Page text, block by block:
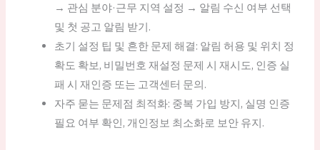
→ 관심 분야·근무 지역 설정 → 알림 수신 여부 선택
및 첫 공고 알림 받기.
초기 설정 팁 및 흔한 문제 해결: 알림 허용 및 위치 정
확도 확보, 비밀번호 재설정 문제 시 재시도, 인증 실
패 시 재인증 또는 고객센터 문의.
자주 묻는 문제점 최적화: 중복 가입 방지, 실명 인증
필요 여부 확인, 개인정보 최소화로 보안 유지.